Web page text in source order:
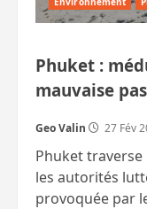
Phuket :
mauvaise
Geo Valin 27 Fév
Phuket
les autorités
provoquée par